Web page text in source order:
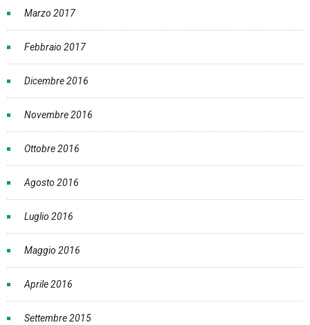
Marzo 2017
Febbraio 2017
Dicembre 2016
Novembre 2016
Ottobre 2016
Agosto 2016
Luglio 2016
Maggio 2016
Aprile 2016
Settembre 2015